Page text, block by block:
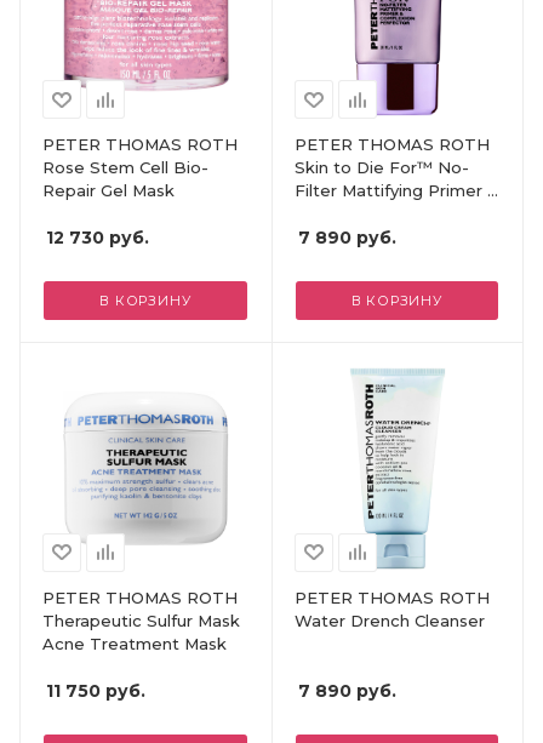
PETER THOMAS ROTH
Rose Stem Cell Bio-
Repair Gel Mask
12 730 руб.
В КОРЗИНУ
PETER THOMAS ROTH
Skin to Die For™ No-
Filter Mattifying Primer &
7 890руб.
В КОРЗИНУ
PETER THOMAS ROTH
Therapeutic Sulfur Mask
Acne Treatment Mask
11 750 руб.
PETER THOMAS ROTH
Water Drench Cleanser
7 890руб.